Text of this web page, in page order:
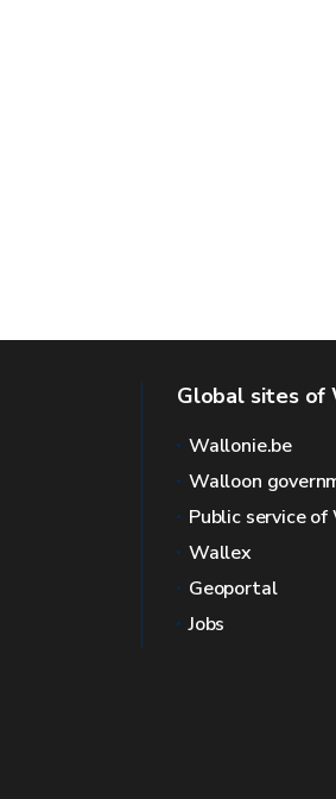
Global sites of
Wallonie.be
Walloon
Public service
Wallex
Geoportal
Jobs